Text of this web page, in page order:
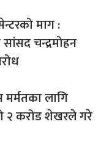
माग :
सांसद चन्द्रमोहन
मर्मतका लागि
२ करोड शेखरले गरे